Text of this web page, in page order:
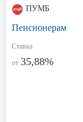
ПУМБ
Пенсионерам
Ставка
от 35,88%